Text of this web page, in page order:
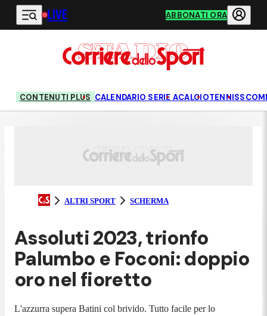
Vai al contenuto principale
LIVE ABBONATI ORA
CONTENUTI PLUS CALENDARIO SERIE ACALCIOTENNIS
ALTRI SPORT SCHERMA
Assoluti 2023, trionfo
Palumbo e Foconi: doppio
oro nel fioretto
L'azzurra supera Batini col brivido. Tutto facile per lo